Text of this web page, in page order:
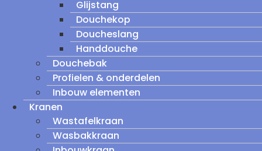
Glijstang
Douchekop
Doucheslang
Handdouche
Douchebak
Profielen & onderdelen
Inbouw elementen
Kranen
Wastafelkraan
Wasbakkraan